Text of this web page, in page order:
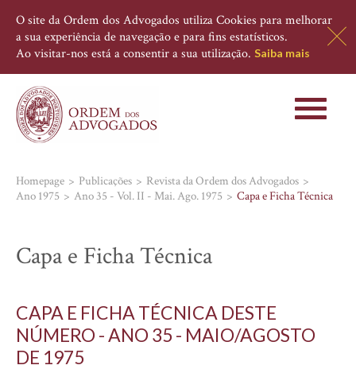
O site da Ordem dos Advogados utiliza Cookies para melhorar
a sua experiência de navegação e para fins estatísticos.
Ao visitar-nos está a consentir a sua utilização. Saiba mais
Toggle
Homepage Publicações
Revista da Ordem dos Advogados
Ano 1975
Ano 35 - Vol. II - Mai. Ago. 1975 Capa e Ficha Técnica
Capa e Ficha Técnica
CAPA E FICHA TÉCNICA DESTE
NÚMERO - ANO 35 - MAIO/AGOSTO
DE 1975